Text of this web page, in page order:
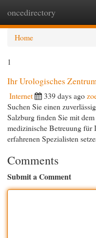
oncedirectory
Home
1
Ihr Urologisches
Internet 339 days ago
Suchen Sie einen
Salzburg finden Sie mit
medizinische Betreuung für
erfahrenen Spezialisten
Comments
Submit a Comment